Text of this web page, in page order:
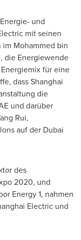
und
mit seinen
im Mohammed bin
die Energiewende
für eine
dass Shanghai
die
und darüber
Rui,
auf der Dubai
des
2020, und
Energy 1, nahmen
Electric und